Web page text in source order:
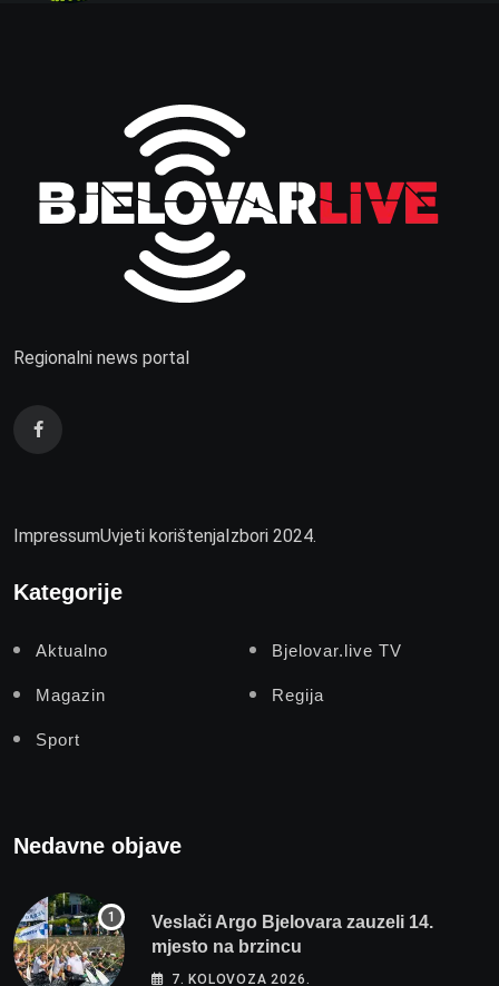
Regionalni news portal
ImpressumUvjeti korištenjaIzbori 2024.
Kategorije
Aktualno Bjelovar.live TV
Magazin Regija
Sport
Nedavne objave
Veslači Argo Bjelovara zauzeli 14.
mjesto na brzincu
7. KOLOVOZA 2026.